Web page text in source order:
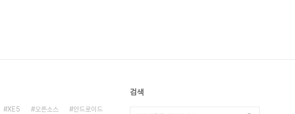
XE5 오픈소스
안드로이드
검색